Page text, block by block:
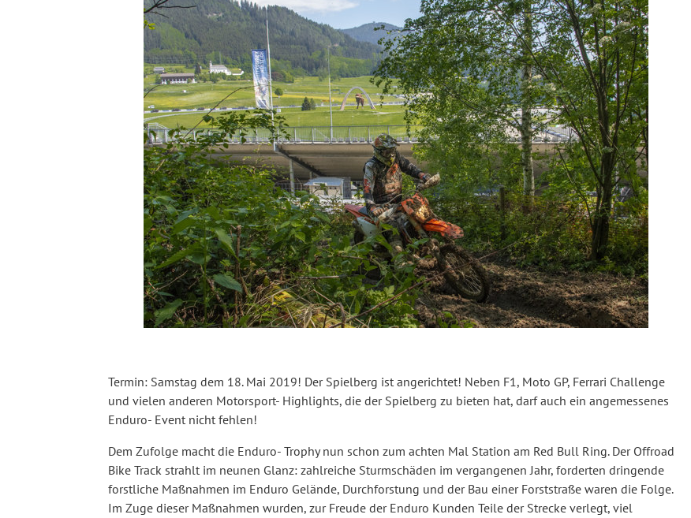
Termin: Samstag dem 18. Mai 2019! Der Spielberg ist angerichtet! Neben F1, Moto GP, Ferrari Challenge
und vielen anderen Motorsport- Highlights, die der Spielberg zu bieten hat, darf auch ein angemessenes
Enduro- Event nicht fehlen!
Dem Zufolge macht die Enduro- Trophy nun schon zum achten Mal Station am Red Bull Ring. Der Offroad
Bike Track strahlt im neunen Glanz: zahlreiche Sturmschäden im vergangenen Jahr, forderten dringende
forstliche Maßnahmen im Enduro Gelände, Durchforstung und der Bau einer Forststraße waren die Folge.
Im Zuge dieser Maßnahmen wurden, zur Freude der Enduro Kunden Teile der Strecke verlegt, viel